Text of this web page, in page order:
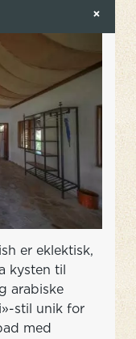
er eklektisk,
kysten til
arabiske
stil unik for
med